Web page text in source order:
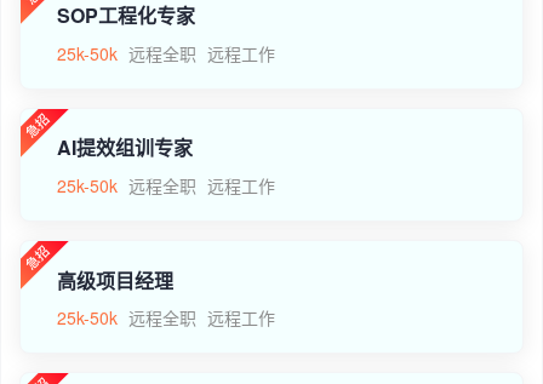
SOP工程化专家
25k-50k 远程全职 远程工作
AI提效组训专家
25k-50k 远程全职 远程工作
高级项目经理
25k-50k 远程全职 远程工作